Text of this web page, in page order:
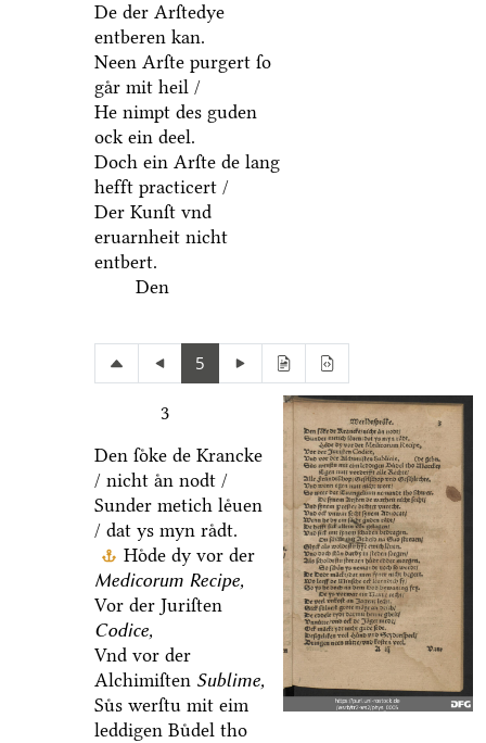
De der Arſtedye
entberen kan.
Neen Arſte purgert ſo
gaͤr mit heil /
He nimpt des guden
ock ein deel.
Doch ein Arſte de lang
hefft practicert /
Der Kunſt vnd
eruarnheit nicht
entbert.
Den
5
3
Den ſoͤke de Krancke
/ nicht aͤn nodt /
Sunder metich leͤuen
/ dat ys myn raͤdt.
Hoͤde dy vor der
Medicorum Recipe,
Vor der Juriſten
Codice,
Vnd vor der
Alchimiſten Sublime,
Suͤs werſtu mit eim
leddigen Buͤdel tho